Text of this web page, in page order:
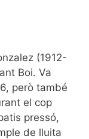
(1912-
Boi. Va
però també
el cop
pressó,
de lluita